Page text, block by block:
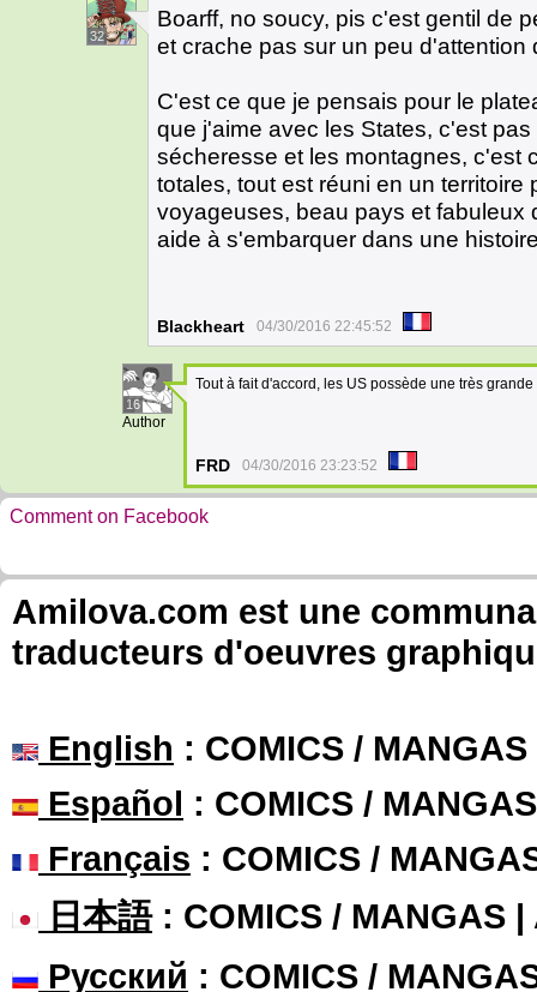
32
Boarff, no soucy, pis c'est gentil de
et crache pas sur un peu
C'est ce que je pensais pour le
que j'aime avec les States, c'est
sécheresse et les montagnes, c'est
totales, tout est réuni en un
voyageuses, beau pays et fabuleux
aide à s'embarquer dans une
Blackheart 04/30/2016 22:45:52
16
Author
Tout à fait d'accord, les US possède une très
FRD 04/30/2016 23:23:52
Comment on Facebook
Amilova.com est une
traducteurs d'oeuvres
English : COMICS /
Español : COMICS /
Français : COMICS /
日本語: COMICS / MANGAS |
Русский : COMICS /